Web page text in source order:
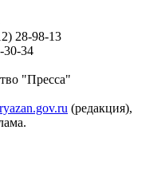
28-98-13
30-34
"Пресса"
(редакция),